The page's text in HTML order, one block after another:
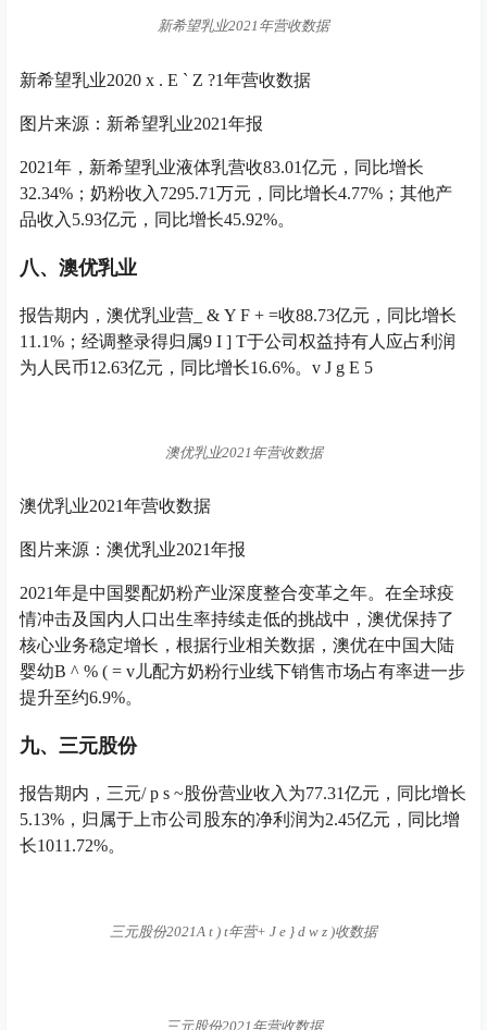
新希望乳业2021年营收数据
新希望乳业2020 x . E ` Z ?1年营收数据
图片来源：新希望乳业2021年报
2021年，新希望乳业液体乳营收83.01亿元，同比增长
32.34%；奶粉收入7295.71万元，同比增长4.77%；其他产
品收入5.93亿元，同比增长45.92%。
八、澳优乳业
报告期内，澳优乳业营 _ & Y F + =收88.73亿元，同比增长
11.1%；经调整录得归属9 I ] T于公司权益持有人应占利润
为人民币12.63亿元，同比增长16.6%。 v J g E 5
澳优乳业2021年营收数据
澳优乳业2021年营收数据
图片来源：澳优乳业2021年报
2021年是中国婴配奶粉产业深度整合变革之年。在全球疫
情冲击及国内人口出生率持续走低的挑战中，澳优保持了
核心业务稳定增长，根据行业相关数据，澳优在中国大陆
婴幼B ^ % ( = v 儿配方奶粉行业线下销售市场占有率进一步
提升至约6.9%。
九、三元股份
报告期内，三元/ p s ~股份营业收入为77.31亿元，同比增长
5.13%，归属于上市公司股东的净利润为2.45亿元，同比增
长1011.72%。
三元股份2021A t ) t年营+ J e } d w z )收数据
三元股份2021年营收数据